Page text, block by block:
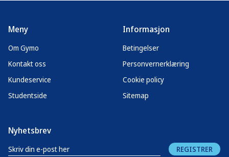
Meny
Om Gymo
Kontakt oss
Kundeservice
Studentside
Informasjon
Betingelser
Personvernerklæring
Cookie policy
Sitemap
Nyhetsbrev
REGISTRER